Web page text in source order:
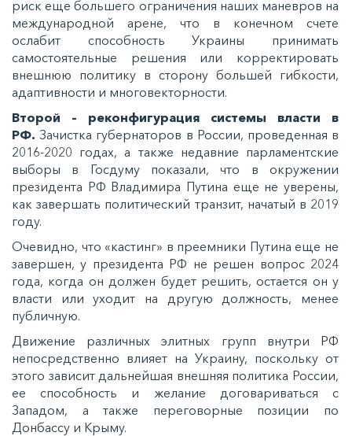
риск еще большего ограничения наших маневров на
международной арене, что в конечном счете
ослабит способность Украины принимать
самостоятельные решения или корректировать
внешнюю политику в сторону большей гибкости,
адаптивности и многовекторности.
Второй – реконфигурация системы власти в
РФ. Зачистка губернаторов в России, проведенная в
2016-2020 годах, а также недавние парламентские
выборы в Госдуму показали, что в окружении
президента РФ Владимира Путина еще не уверены,
как завершать политический транзит, начатый в 2019
году.
Очевидно, что «кастинг» в преемники Путина еще не
завершен, у президента РФ не решен вопрос 2024
года, когда он должен будет решить, остается он у
власти или уходит на другую должность, менее
публичную.
Движение различных элитных групп внутри РФ
непосредственно влияет на Украину, поскольку от
этого зависит дальнейшая внешняя политика России,
ее способность и желание договариваться с
Западом, а также переговорные позиции по
Донбассу и Крыму.